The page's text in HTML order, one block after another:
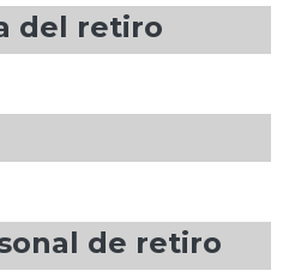
del retiro
de retiro